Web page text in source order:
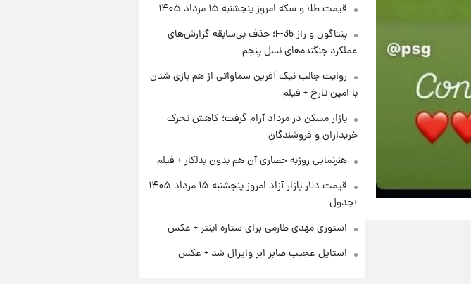
قیمت طلا و سکه امروز پنجشنبه ۱۵ مرداد ۱۴۰۵
پنتاگون و راز F-35؛ حذف بی‌سابقه گزارش‌های
عملکرد جنگنده‌های نسل پنجم
روایت جالب نیک آفرین سماواتی از هم بازی شدن
با امین تارخ + فیلم
بازار مسکن در مرداد آرام گرفت؛ کاهش تحرک
خریداران و فروشندگان
هنرنمایی روزبه حصاری آن هم بدون بدلکار + فیلم
قیمت دلار بازار آزاد امروز پنجشنبه ۱۵ مرداد ۱۴۰۵
+جدول
استوری مهدی طارمی برای ستاره اینتر + عکس
استایل عجیب صابر ابر وایرال شد + عکس